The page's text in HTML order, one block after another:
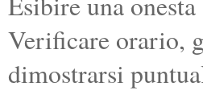
Verificare orario,
dimostrarsi